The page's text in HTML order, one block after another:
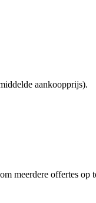
aankoopprijs).
meerdere offertes